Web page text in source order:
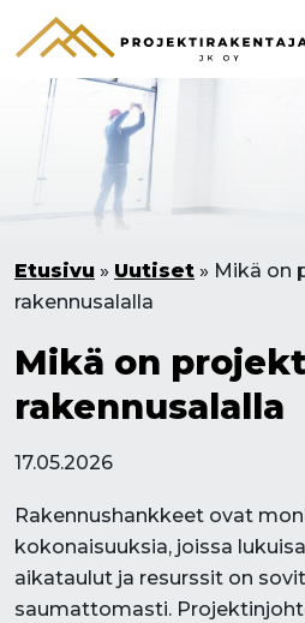
Etusivu » Uutiset » Mikä on
rakennusalalla
Mikä on
rakennusalalla
17.05.2026
Rakennushankkeet ovat
kokonaisuuksia, joissa
aikataulut ja resurssit on
saumattomasti.